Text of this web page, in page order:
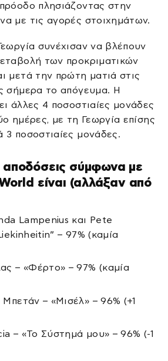
πλησιάζοντας στην
με τις αγορές στοιχημάτων.
συνέχισαν να βλέπουν
των προκριματικών
μετά την πρώτη ματιά στις
σήμερα το απόγευμα. Η
άλλες 4 ποσοστιαίες μονάδες
ημέρες, με τη Γεωργία επίσης
3 ποσοστιαίες μονάδες.
αποδόσεις σύμφωνα με
είναι (αλλάξαν από
Lampenius και Pete
– 97% (καμία
– «Φέρτο» – 97% (καμία
– «Μισέλ» – 96% (+1
– «Το Σύστημά μου» – 96% (-1